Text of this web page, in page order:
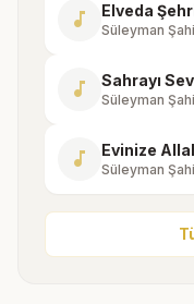
music_note Elveda
Süleyman
music_note Sahrayı
Süleyman
music_note Evinize
Süleyman